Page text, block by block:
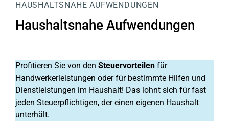
HAUSHALTSNAHE AUFWENDUNGEN
Haushaltsnahe Aufwendungen
Profitieren Sie von den Steuervorteilen für
Handwerkerleistungen oder für bestimmte Hilfen und
Dienstleistungen im Haushalt! Das lohnt sich für fast
jeden Steuerpflichtigen, der einen eigenen Haushalt
unterhält.